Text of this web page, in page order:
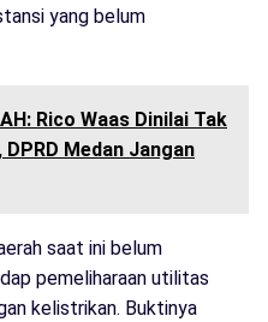
yang belum
Rico Waas Dinilai Tak
Medan Jangan
saat ini belum
pemeliharaan utilitas
kelistrikan. Buktinya